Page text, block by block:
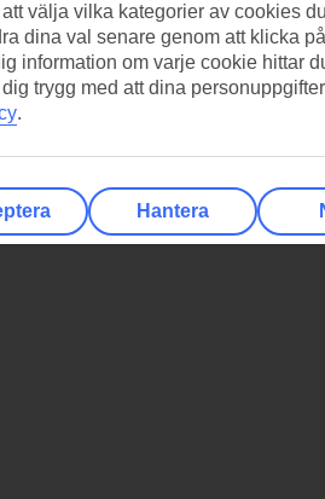
att välja vilka kategorier av cookies
dina val senare genom att klicka
information om varje cookie hittar
trygg med att dina
.
Hantera